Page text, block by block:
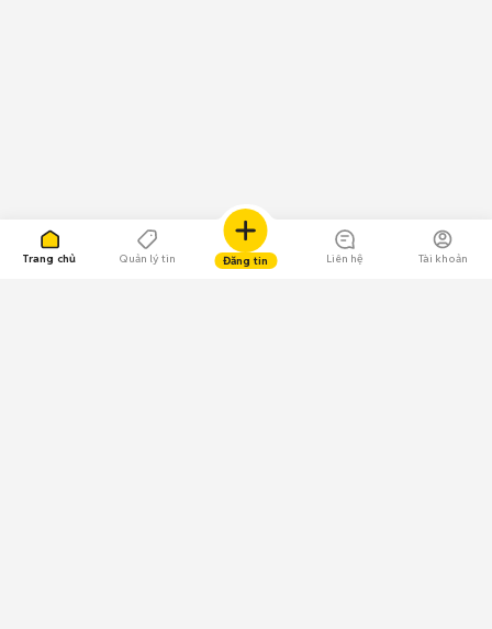
Trang chủ Quản lý tin Đăng tin Liên hệ Tài khoản